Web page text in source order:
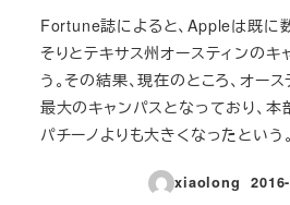
Fortune誌によると、Appleは既に
そりとテキサス州オースティンのキ
う。その結果、現在のところ、オー
最大のキャンパスとなっており、本
パチーノよりも大きくなったという。
xiaolong
投稿